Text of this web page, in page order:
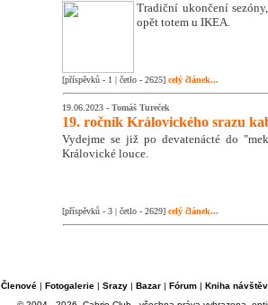
Tradiční ukončení
opět totem u IKEA.
[příspěvků - 1 | četlo - 2625] celý článek...
19.06.2023 - Tomáš Tureček
19. ročník Královického srazu
Vydejme se již po devatenácté do
Královické louce.
[příspěvků - 3 | četlo - 2629] celý článek...
Členové| Fotogalerie| Srazy| Bazar| Fórum| Kniha návštěv